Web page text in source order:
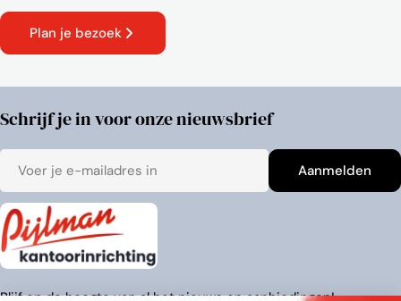
Plan je bezoek
Schrijf je in voor onze nieuwsbrief
mail
Aanmelden